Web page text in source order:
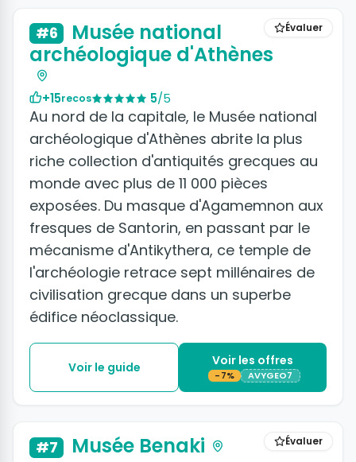
Évaluer
#6
Musée national
archéologique d'Athènes
+15recos 5/5
Au nord de la capitale, le Musée national
archéologique d'Athènes abrite la plus
riche collection d'antiquités grecques au
monde avec plus de 11 000 pièces
exposées. Du masque d'Agamemnon aux
fresques de Santorin, en passant par le
mécanisme d'Antikythera, ce temple de
l'archéologie retrace sept millénaires de
civilisation grecque dans un superbe
édifice néoclassique.
Voir le guide Voir les offres
-7% AVYGEO7
Évaluer
#7 Musée Benaki